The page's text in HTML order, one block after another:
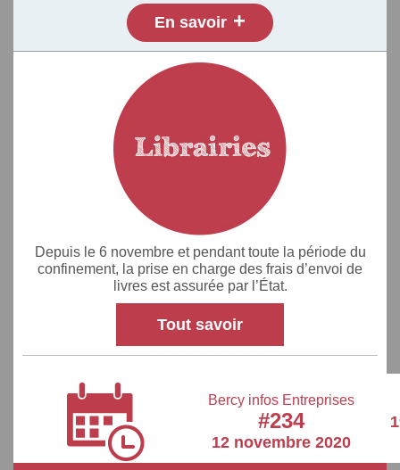
En savoir +
Depuis le 6 novembre et pendant toute la période du
confinement, la prise en charge des frais d’envoi de
livres est assurée par l’État.
Tout savoir
Bercy infos Entreprises
#234
12 novembre 2020